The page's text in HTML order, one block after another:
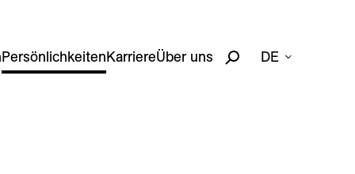
PersönlichkeitenKarriereÜber uns DE